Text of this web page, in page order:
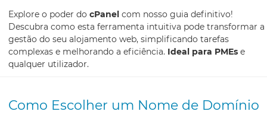
Explore o poder do cPanel com nosso guia definitivo!
Descubra como esta ferramenta intuitiva pode transformar a
gestão do seu alojamento web, simplificando tarefas
complexas e melhorando a eficiência. Ideal para PMEs e
qualquer utilizador.
Como Escolher um Nome de Domínio